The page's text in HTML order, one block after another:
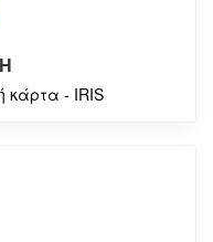
κάρτα - IRIS